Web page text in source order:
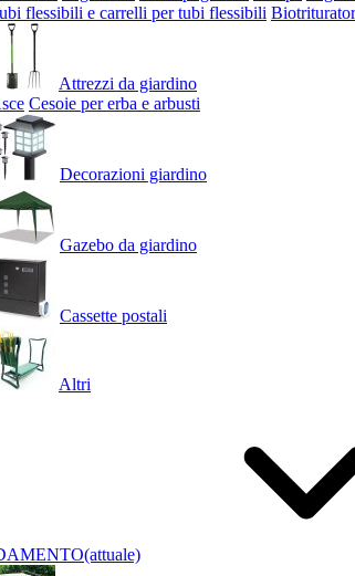
flessibili e carrelli per tubi flessibili
Attrezzi da giardino
Cesoie per erba e arbusti
Decorazioni giardino
Gazebo da giardino
Cassette postali
Altri
(attuale)